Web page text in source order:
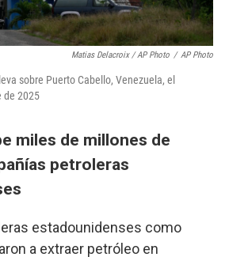
Matias Delacroix / AP Photo / AP Photo
sobre Puerto Cabello, Venezuela, el
de 2025
miles de millones de
petroleras
estadounidenses como
a extraer petróleo en